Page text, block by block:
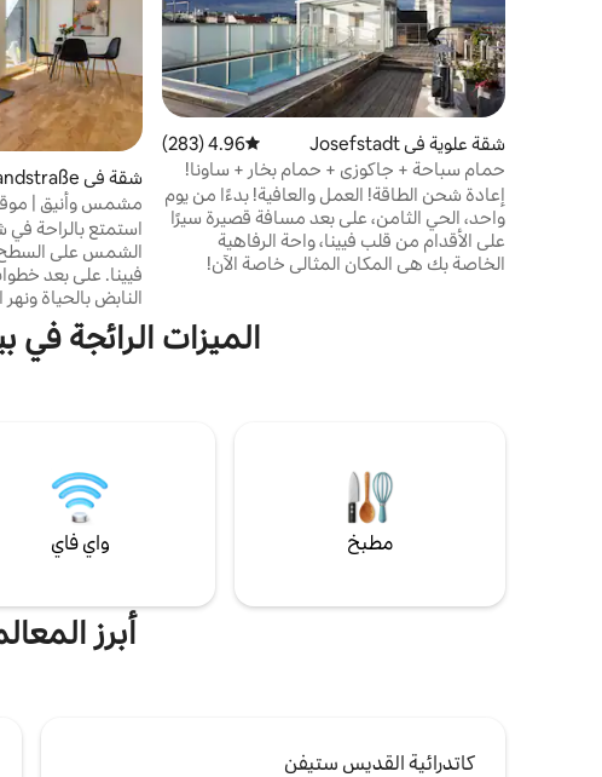
شقة علوية في Josefstadt متوسط التقييم 4.96 من 5، 283 مراجعات
4.96 (283)
حمام سباحة + جاكوزي + حمام بخار + ساونا!
فقط للاسترخاء
إعادة شحن الطاقة! العمل والعافية! بدءًا من يوم
واحد، الحي الثامن، على بعد مسافة قصيرة سيرًا
على الأقدام من قلب فيينا، واحة الرفاهية
الخاصة بك هي المكان المثالي خاصة الآن!
ومنطقة سبا مع ساونا وشركة، منطقة معيشة
أنيقة وفاخرة بالإضافة إلى مطبخ عصري. الشيء
شقة في Landstraße
مشمس وأنيق |
استمتع بالراحة في
الشمس على
فيينا. على بعد
النابض بالحياة
حضري، على مسافة
أفضل المطاعم
والمعالم في
الميزات الرائجة في
مطبخ واي فاي
أبرز
كاتدرائية القديس ستيفن